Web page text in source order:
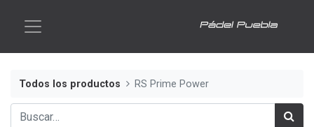
Todos los productos RS Prime Power